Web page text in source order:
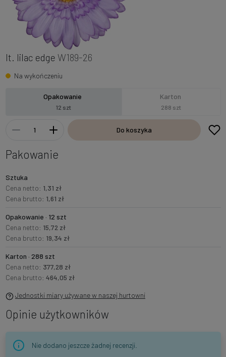
lt. lilac edge W189-26
Na wykończeniu
Opakowanie
12 szt
Karton
288 szt
Do koszyka
Pakowanie
Sztuka
Cena netto: 1,31 zł
Cena brutto: 1,61 zł
Opakowanie · 12 szt
Cena netto: 15,72 zł
Cena brutto: 19,34 zł
Karton · 288 szt
Cena netto: 377,28 zł
Cena brutto: 464,05 zł
Jednostki miary używane w naszej hurtowni
Opinie użytkowników
Nie dodano jeszcze żadnej recenzji.